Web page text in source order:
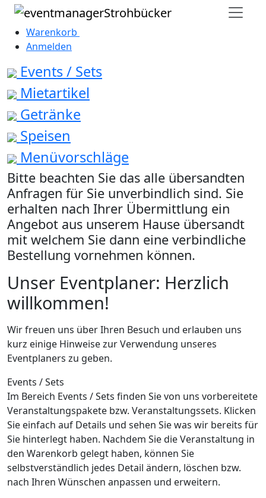
Warenkorb
Anmelden
Events / Sets
Mietartikel
Getränke
Speisen
Menüvorschläge
Bitte beachten Sie das alle übersandten
Anfragen für Sie unverbindlich sind. Sie
erhalten nach Ihrer Übermittlung ein
Angebot aus unserem Hause übersandt
mit welchem Sie dann eine verbindliche
Bestellung vornehmen können.
Unser Eventplaner: Herzlich
willkommen!
Wir freuen uns über Ihren Besuch und erlauben uns
kurz einige Hinweise zur Verwendung unseres
Eventplaners zu geben.
Events / Sets
Im Bereich Events / Sets finden Sie von uns vorbereitete
Veranstaltungspakete bzw. Veranstaltungssets. Klicken
Sie einfach auf Details und sehen Sie was wir bereits für
Sie hinterlegt haben. Nachdem Sie die Veranstaltung in
den Warenkorb gelegt haben, können Sie
selbstverständlich jedes Detail ändern, löschen bzw.
nach Ihren Wünschen anpassen und erweitern.